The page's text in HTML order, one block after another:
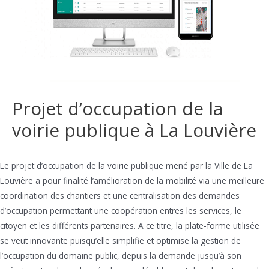
Projet d’occupation de la
voirie publique à La Louvière
Le projet d’occupation de la voirie publique mené par la Ville de La
Louvière a pour finalité l’amélioration de la mobilité via une meilleure
coordination des chantiers et une centralisation des demandes
d’occupation permettant une coopération entres les services, le
citoyen et les différents partenaires. A ce titre, la plate-forme utilisée
se veut innovante puisqu’elle simplifie et optimise la gestion de
l’occupation du domaine public, depuis la demande jusqu’à son